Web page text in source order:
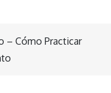
– Cómo Practicar